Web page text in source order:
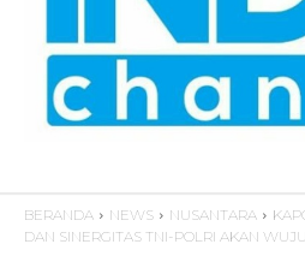
BERANDA NEWS NUSANTARA
DAN SINERGITAS TNI-POLRI AKAN